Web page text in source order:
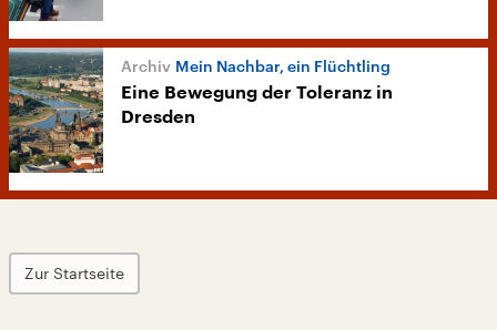
Mein Nachbar, ein Flüchtling
Eine Bewegung der Toleranz in
Dresden
Zur Startseite